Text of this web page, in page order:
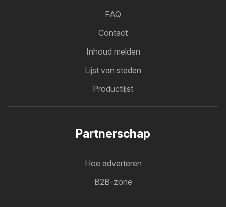
FAQ
Contact
Inhoud melden
Lijst van steden
Productlijst
Partnerschap
Hoe adverteren
B2B-zone